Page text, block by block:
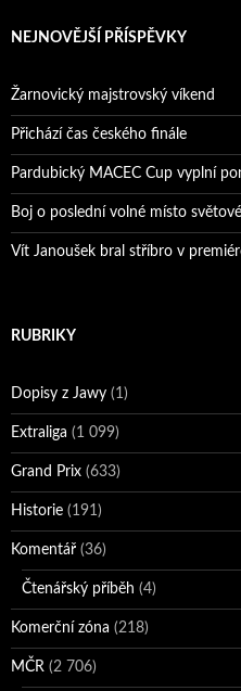
NEJNOVĚJŠÍ PŘÍSPĚVKY
Žarnovický majstrovský víkend
Přichází čas českého finále
Pardubický MACEC Cup vyplní
Boj o poslední volné místo
Vít Janoušek bral stříbro v
RUBRIKY
Dopisy z Jawy (1)
Extraliga (1 099)
Grand Prix (633)
Historie (191)
Komentář (36)
Čtenářský příběh (4)
Komerční zóna (218)
MČR (2 706)